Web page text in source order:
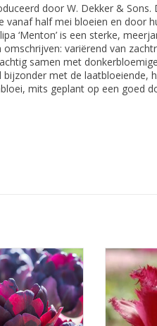
door W. Dekker & Sons.
half mei bloeien en door
‘Menton’ is een sterke,
variërend van
samen met
bijzonder met de laatbloeiende,
mits geplant op een goed
tot
60 cm
laat bloeiend
KOPEN
April/